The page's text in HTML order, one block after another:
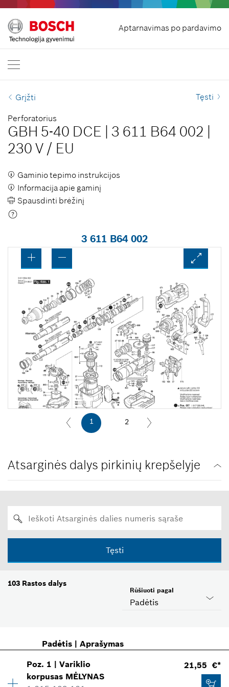
Aptarnavimas po pardavimo
Pradžia
Bosch Professional
Susisiekite su mumis
EN | English
Grįžti Tęsti
Perforatorius
GBH 5-40 DCE 3 611 B64 002
230 V / EU
Gaminio tepimo instrukcijos
Informacija apie gaminį
Spausdinti brėžinį
3 611 B64 002
1 2
Atsarginės dalys pirkinių krepšelyje
Tęsti
103 Rastos dalys
Padėtis
Rūšiuoti pagal
Padėtis| Aprašymas
Poz. 1 |Variklio
korpusas MĖLYNAS
21,55 €*